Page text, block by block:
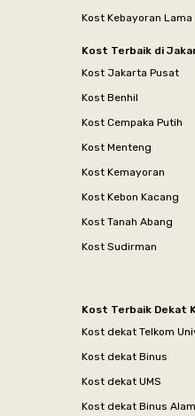
Kost Kebayoran Lama
Kost Terbaik di
Kost Jakarta Pusat
Kost Benhil
Kost Cempaka Putih
Kost Menteng
Kost Kemayoran
Kost Kebon Kacang
Kost Tanah Abang
Kost Sudirman
Kost Terbaik Dekat
Kost dekat Telkom
Kost dekat Binus
Kost dekat UMS
Kost dekat Binus